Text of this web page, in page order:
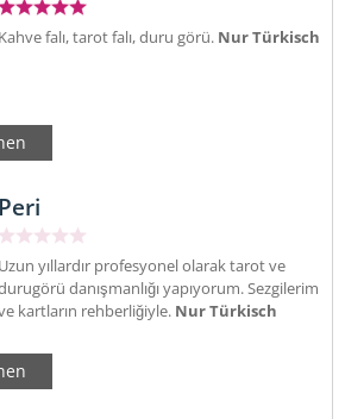
Kahve falı, tarot falı, duru görü. Nur Türkisch
Peri
Uzun yıllardır profesyonel olarak tarot ve
danışmanlığı yapıyorum. Sezgilerim
kartların rehberliğiyle. Nur Türkisch